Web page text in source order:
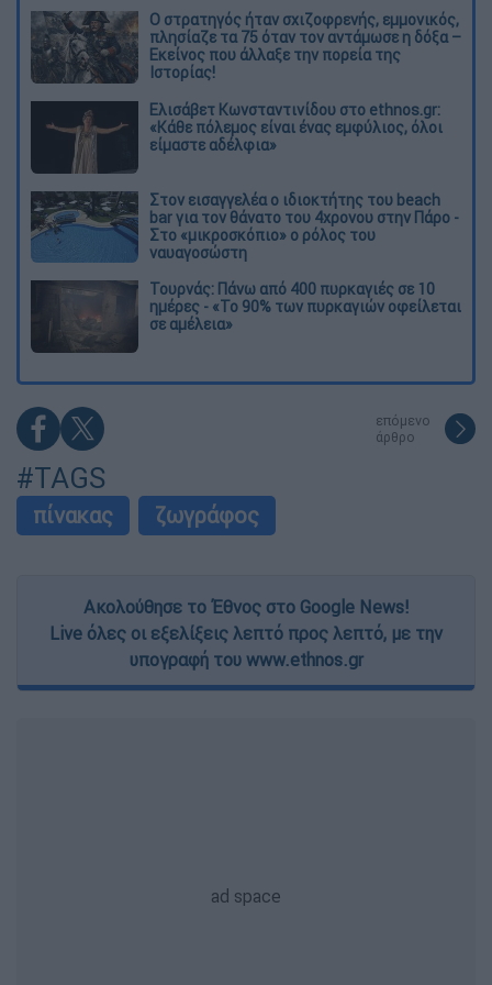
O στρατηγός ήταν σχιζοφρενής, εμμονικός,
πλησίαζε τα 75 όταν τον αντάμωσε η δόξα –
Εκείνος που άλλαξε την πορεία της
Ιστορίας!
Ελισάβετ Κωνσταντινίδου στο ethnos.gr:
«Κάθε πόλεμος είναι ένας εμφύλιος, όλοι
είμαστε αδέλφια»
Στον εισαγγελέα ο ιδιοκτήτης του beach
bar για τον θάνατο του 4χρονου στην Πάρο -
Στο «μικροσκόπιο» ο ρόλος του
ναυαγοσώστη
Τουρνάς: Πάνω από 400 πυρκαγιές σε 10
ημέρες - «Το 90% των πυρκαγιών οφείλεται
σε αμέλεια»
επόμενο
άρθρο
#TAGS
πίνακας ζωγράφος
Ακολούθησε το Έθνος στο Google News!
Live όλες οι εξελίξεις λεπτό προς λεπτό, με την
υπογραφή του www.ethnos.gr